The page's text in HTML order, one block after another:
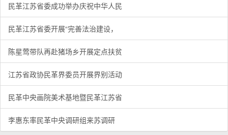
民革江苏省委成功举办庆祝中华人民
民革江苏省委开展“完善法治建设，
陈星莺带队再赴猪场乡开展定点扶贫
江苏省政协民革界委员开展界别活动
民革中央画院美术基地暨民革江苏省
李惠东率民革中央调研组来苏调研